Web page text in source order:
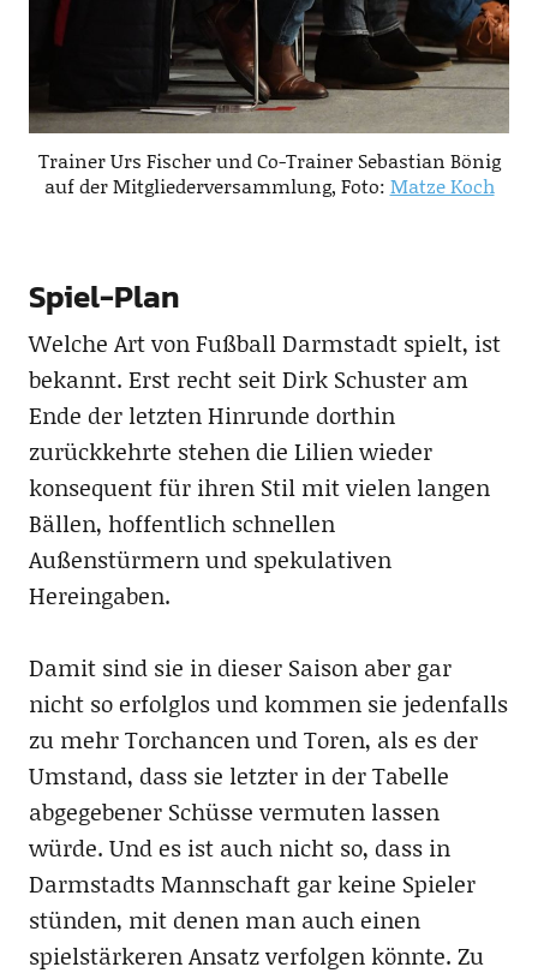
Trainer Urs Fischer und Co-Trainer Sebastian Bönig
auf der Mitgliederversammlung, Foto: Matze Koch
Spiel-Plan
Welche Art von Fußball Darmstadt spielt, ist
bekannt. Erst recht seit Dirk Schuster am
Ende der letzten Hinrunde dorthin
zurückkehrte stehen die Lilien wieder
konsequent für ihren Stil mit vielen langen
Bällen, hoffentlich schnellen
Außenstürmern und spekulativen
Hereingaben.
Damit sind sie in dieser Saison aber gar
nicht so erfolglos und kommen sie jedenfalls
zu mehr Torchancen und Toren, als es der
Umstand, dass sie letzter in der Tabelle
abgegebener Schüsse vermuten lassen
würde. Und es ist auch nicht so, dass in
Darmstadts Mannschaft gar keine Spieler
stünden, mit denen man auch einen
spielstärkeren Ansatz verfolgen könnte. Zu